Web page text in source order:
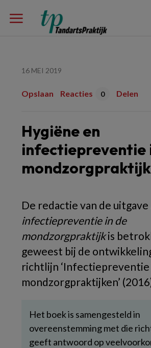
16 MEI 2019
Opslaan Reacties 0 Delen
Hygiëne en
infectiepreventie
mondzorgpraktijk
De redactie van de uitgave
infectiepreventie in de
mondzorgpraktijkis
geweest bij de
richtlijn ‘Infectiepreventie
mondzorgpraktijken’
Het boek is samengesteld in
overeenstemming met die
geeft antwoord op